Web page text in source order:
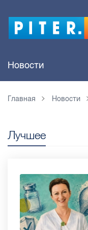
Новости
Главная Новости
Лучшее